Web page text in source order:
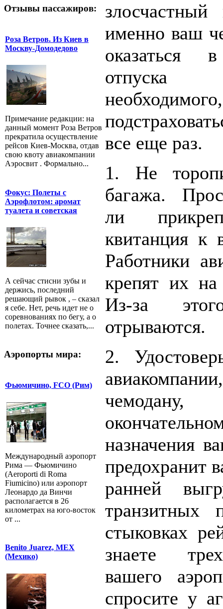
Отзывы пассажиров:
Роза Ветров. Из Киев в
Москву-Домодедово
Примечание редакции: на
данный момент Роза Ветров
прекратила осуществление
рейсов Киев-Москва, отдав
свою квоту авиакомпании
Аэросвит . Формально...
Фокус: Полеты с
Аэрофлотом: аромат
туалета и советская
А сейчас стисни зубы и
держись, последний
решающий рывок , – сказал
я себе. Нет, речь идет не о
соревнованиях по бегу, а о
полетах. Точнее сказать,...
Аэропорты мира:
Фьюмичино, FCO (Рим)
Международный аэропорт
Рима — Фьюмичино
(Aeroporti di Roma
Fiumicino) или аэропорт
Леонардо да Винчи
располагается в 26
километрах на юго-восток
от ...
Benito Juarez, MEX
(Мехико)
злосчастный
именно ваш
оказаться
отпуска
все еще раз.
1. Не
багажа.
ли
квитанция к
Работники
крепят их на
Из-за
отрываются.
2.
чемодану,
назначения
предохранит
ранней
транзитных
стыковках
знаете
вашего
спросите у